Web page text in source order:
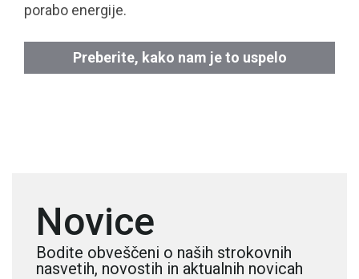
porabo energije.
Preberite, kako nam je to uspelo
Novice
Bodite obveščeni o naših strokovnih
nasvetih, novostih in aktualnih novicah